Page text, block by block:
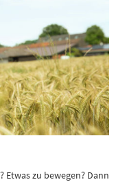
zu bewegen? Dann